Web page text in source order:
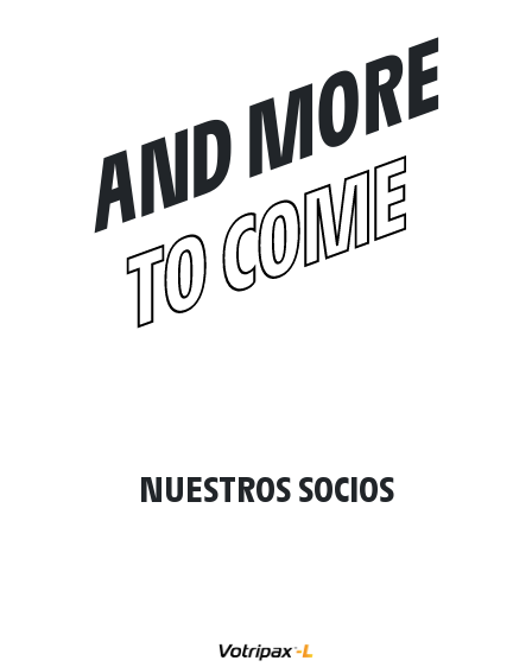
AND MORE
TO COME
NUESTROS SOCIOS